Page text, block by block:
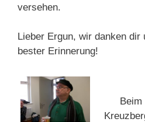
versehen.
Lieber Ergun, wir danken dir
bester Erinnerung!
Beim